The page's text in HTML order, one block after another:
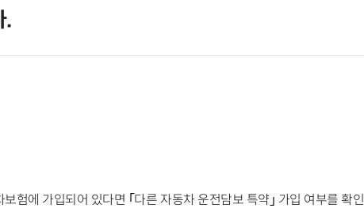
.
보험에 가입되어 있다면 ｢다른 자동차 운전담보 특약 ｣ 가입 여부를 확인